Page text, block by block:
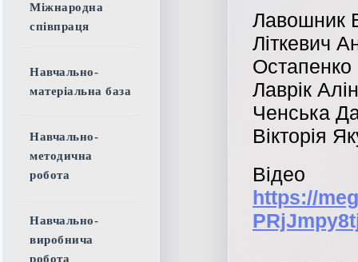
Лавошник
Літкевич
Лаврік
Ченська
Вікторія
https://
Міжнародна
співпраця
Навчально-
матеріальна база
Навчально-
методична
робота
Навчально-
виробнича
робота